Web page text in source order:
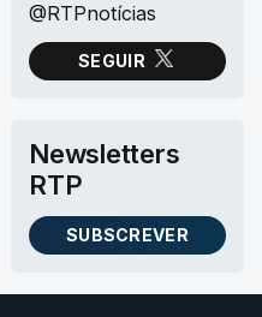
@RTPnotícias
SEGUIR
NO X (TWITTER)
Newsletters
RTP
SUBSCREVER
AS NEWSLETTERS RTP